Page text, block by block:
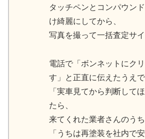
タッチペンとコンパウン
け綺麗にしてから、
写真を撮って一括査定サイ
電話で「ボンネットにク
す」と正直に伝えたうえで
「実車見てから判断して
たら、
来てくれた業者さんのうち
「うちは再塗装を社内で